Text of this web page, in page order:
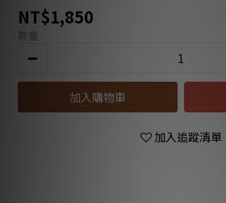
NT$1,850
數量
加入購物車
加入追蹤清單